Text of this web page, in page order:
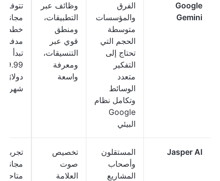
Google
Gemini
الفرق
والمؤسسات
متوسطة
الحجم التي
تحتاج إلى
التفكير
متعدد
الوسائط
وتكامل نظام
Google
البيئي
وظائف عبر
التطبيقات،
ومنطق
قوي عبر
التنسيقات،
ومعرفة
واسعة
تتوفر
مجانية؛
خطط
تبدأ من
19.99
دولارًا
شهريًا
Jasper AI
المستقلون
وأصحاب
المشاريع
تخصيص
صوت
العلامة
تجربة
مجانية
متاحة؛